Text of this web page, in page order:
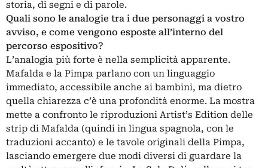
storia, di segni e di parole.
Quali sono le analogie tra i due personaggi a vostro
avviso, e come vengono esposte all’interno del
percorso espositivo?
L’analogia più forte è nella semplicità apparente.
Mafalda e la Pimpa parlano con un linguaggio
immediato, accessibile anche ai bambini, ma dietro
quella chiarezza c’è una profondità enorme. La mostra
mette a confronto le riproduzioni Artist’s Edition delle
strip di Mafalda (quindi in lingua spagnola, con le
traduzioni accanto) e le tavole originali della Pimpa,
lasciando emergere due modi diversi di guardare la